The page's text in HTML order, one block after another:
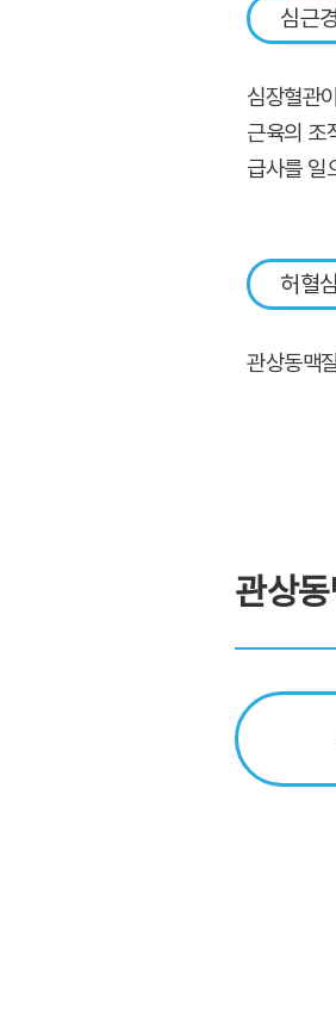
심근
심장혈관
근육의 조
급사를 일
허혈
관상동맥
관상